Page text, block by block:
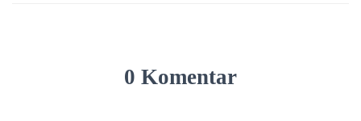
0 Komentar